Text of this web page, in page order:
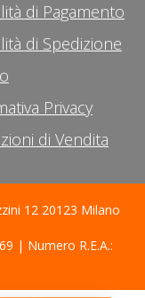
di Pagamento
di Spedizione
Privacy
di Vendita
12 20123 Milano
| Numero R.E.A.: